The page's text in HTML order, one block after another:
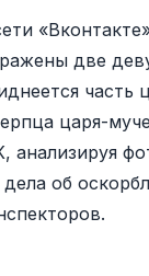
две
часть
царя-
анализируя
об